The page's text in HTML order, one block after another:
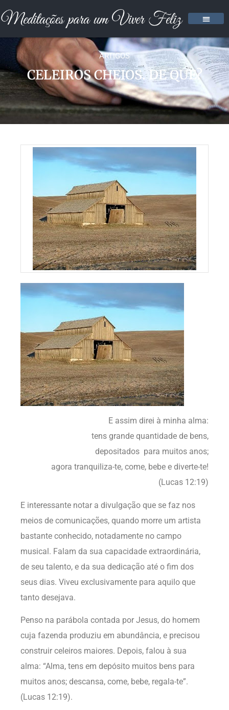
ARTIGOS
CELEIROS CHEIOS. DE QUE?
E assim direi à minha alma:
tens grande quantidade de bens,
depositados para muitos anos;
agora tranquiliza-te, come, bebe e diverte-te!
(Lucas 12:19)
E interessante notar a divulgação que se faz nos
meios de comunicações, quando morre um artista
bastante conhecido, notadamente no campo
musical. Falam da sua capacidade extraordinária,
de seu talento, e da sua dedicação até o fim dos
seus dias. Viveu exclusivamente para aquilo que
tanto desejava.
Penso na parábola contada por Jesus, do homem
cuja fazenda produziu em abundância, e precisou
construir celeiros maiores. Depois, falou à sua
alma: “Alma, tens em depósito muitos bens para
muitos anos; descansa, come, bebe, regala-te”.
(Lucas 12:19).